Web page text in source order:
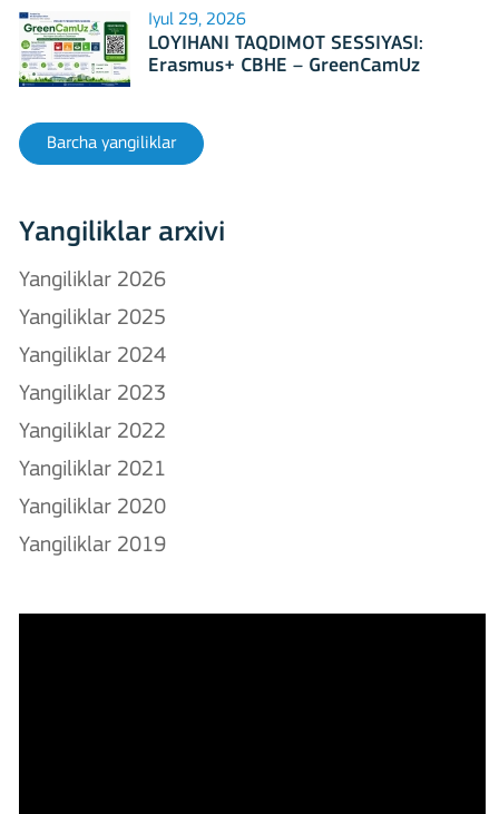
Iyul 29, 2026
LOYIHANI TAQDIMOT SESSIYASI:
Erasmus+ CBHE – GreenCamUz
Barcha yangiliklar
Yangiliklar arxivi
Yangiliklar 2026
Yangiliklar 2025
Yangiliklar 2024
Yangiliklar 2023
Yangiliklar 2022
Yangiliklar 2021
Yangiliklar 2020
Yangiliklar 2019